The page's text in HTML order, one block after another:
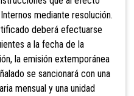
mediante resolución.
deberá efectuarse
a la fecha de la
la emisión extemporánea
se sancionará con una
mensual y una unidad